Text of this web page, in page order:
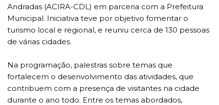
Andradas (ACIRA-CDL) em parceria com a Prefeitura
Municipal. Iniciativa teve por objetivo fomentar o
turismo local e regional, e reuniu cerca de 130 pessoas
de várias cidades.
Na programação, palestras sobre temas que
fortalecem o desenvolvimento das atividades, que
contribuem com a presença de visitantes na cidade
durante o ano todo. Entre os temas abordados,